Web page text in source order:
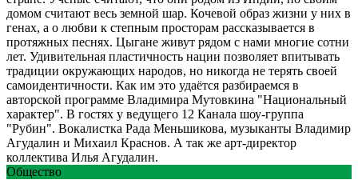
домом считают весь земной шар. Кочевой образ жизни у них в
генах, а о любви к степным просторам рассказывается в
протяжных песнях. Цыгане живут рядом с нами многие сотни
лет. Удивительная пластичность нации позволяет впитывать
традиции окружающих народов, но никогда не терять своей
самоидентичности. Как им это удаётся разбираемся в
авторской программе Владимира Мутовкина "Национальный
характер". В гостях у ведущего 12 Канала шоу-группа
"Рубин". Вокалистка Рада Меньшикова, музыканты Владимир
Агудалин и Михаил Краснов. А так же арт-директор
коллектива Илья Агудалин.
Общество